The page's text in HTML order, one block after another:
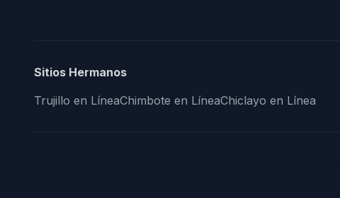
Sitios Hermanos
Trujillo en LíneaChimbote en LíneaChiclayo en Línea